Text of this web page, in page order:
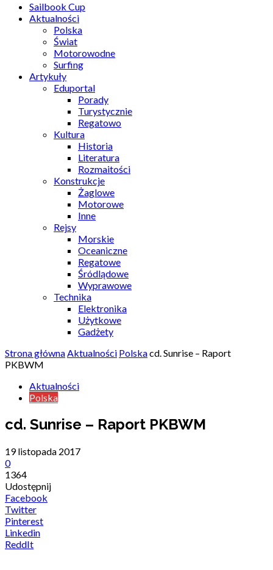
Sailbook Cup
Aktualności
Polska
Świat
Motorowodne
Surfing
Artykuły
Eduportal
Porady
Turystycznie
Regatowo
Kultura
Historia
Literatura
Rozmaitości
Konstrukcje
Żaglowe
Motorowe
Inne
Rejsy
Morskie
Oceaniczne
Regatowe
Śródlądowe
Wyprawowe
Technika
Elektronika
Użytkowe
Gadżety
Strona głównaAktualności Polskacd. Sunrise – Raport
PKBWM
Aktualności
Polska
cd. Sunrise – Raport PKBWM
19 listopada 2017
0
1364
Udostępnij
Facebook
Twitter
Pinterest
Linkedin
ReddIt